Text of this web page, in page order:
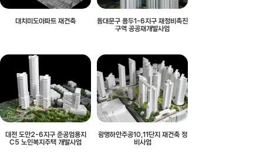
대치미도아파트 재건축
동대문구 용두1-6지구 재정비촉진
구역 공공재개발사업
대전 도안2-6지구 준공업용지
C5 노인복지주택 개발사업
광명하안주공10,11단지 재건축 정
비사업